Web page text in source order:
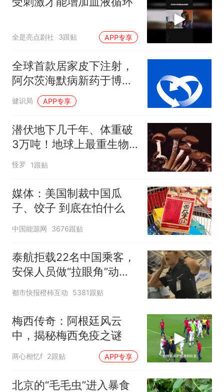
全是亮点剧社 3跟贴 APP专享
全球首款居家皮下注射，
阿尔茨海默病新药于博鳌
乐城获批
健识局 APP专享
潜伏地下几千年、体重破
3万吨！地球上最重生物
体是一种“蘑菇”
怪罗 1跟贴
媒体：美国制裁中国瓜
子、饺子 到底在怕什么
中国能源网 3676跟贴
泰航拒载22名中国乘客，
安保人员做“拉眼角”动
作，泰国机场最新回应：
出；亲历者：曾承诺免费
改签但没兑现
都市快报橙柿互动 5381跟贴
梅西传奇：阿根廷风云
中，揭秘梅西免疫之谜
两心相忆f 2跟贴 APP专享
北京的“毛毛虫”进入暴食